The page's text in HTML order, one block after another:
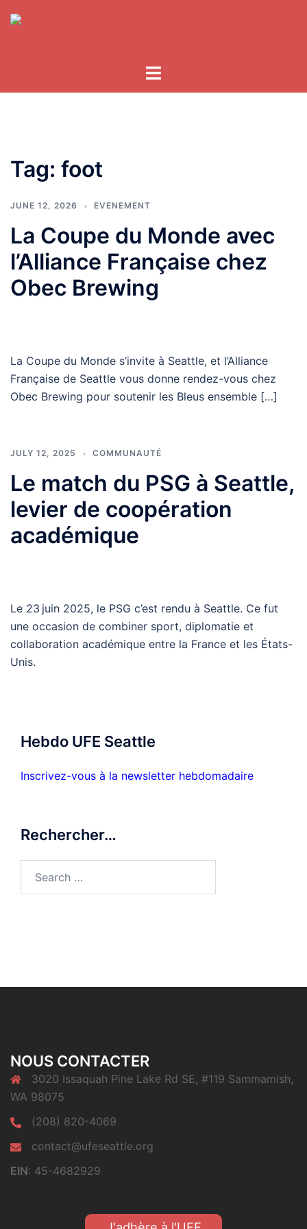
Tag: foot
JUNE 12, 2026 EVENEMENT
La Coupe du Monde avec
l’Alliance Française chez
Obec Brewing
La Coupe du Monde s’invite à Seattle, et l’Alliance
Française de Seattle vous donne rendez-vous chez
Obec Brewing pour soutenir les Bleus ensemble […]
JULY 12, 2025 COMMUNAUTÉ
Le match du PSG à Seattle,
levier de coopération
académique
Le 23 juin 2025, le PSG c’est rendu à Seattle. Ce fut
une occasion de combiner sport, diplomatie et
collaboration académique entre la France et les États-
Unis.
Hebdo UFE Seattle
Inscrivez-vous à la newsletter hebdomadaire
Rechercher…
NOUS CONTACTER
3020 Issaquah Pine Lake Rd SE, #119 Sammamish,
WA 98075
(208) 820-4069
contact@ufeseattle.org
EIN: 45-4682929